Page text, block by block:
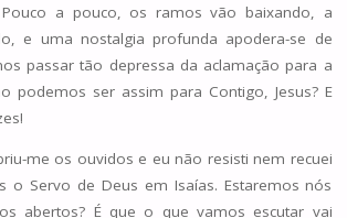
a pouco, os ramos vão baixando, a
e uma nostalgia profunda apodera-se de
passar tão depressa da aclamação para a
podemos ser assim para Contigo, Jesus? E
me os ouvidos e eu não resisti nem recuei
o Servo de Deus em Isaías. Estaremos nós
abertos? É que o que vamos escutar vai